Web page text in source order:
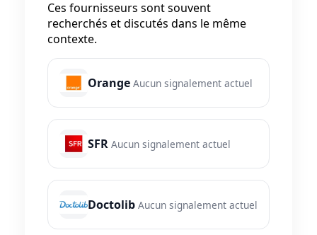
Ces fournisseurs sont souvent
recherchés et discutés dans le même
contexte.
Orange Aucun signalement actuel
SFR Aucun signalement actuel
Doctolib Aucun signalement actuel